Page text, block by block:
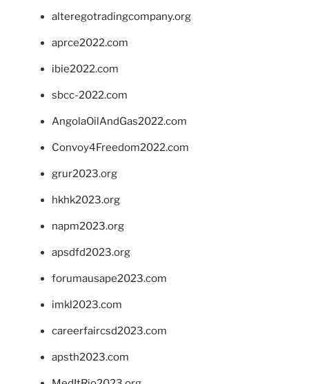
alteregotradingcompany.org
aprce2022.com
ibie2022.com
sbcc-2022.com
AngolaOilAndGas2022.com
Convoy4Freedom2022.com
grur2023.org
hkhk2023.org
napm2023.org
apsdfd2023.org
forumausape2023.com
imkl2023.com
careerfaircsd2023.com
apsth2023.com